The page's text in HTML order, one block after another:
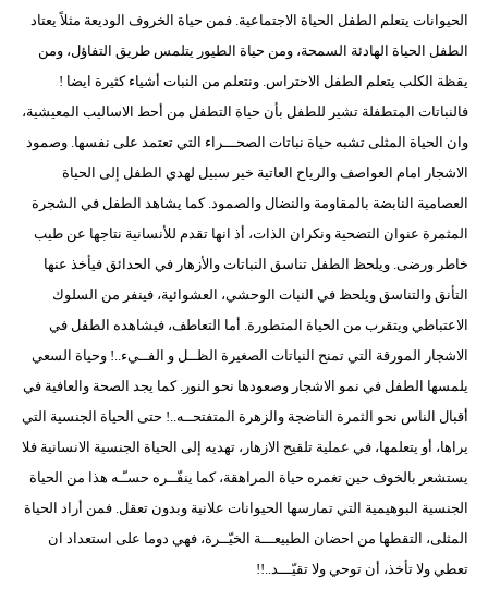
الحيوانات يتعلم الطفل الحياة الاجتماعية. فمن حياة الخروف الوديعة مثلاً يعتاد
الطفل الحياة الهادئة السمحة، ومن حياة الطيور يتلمس طريق التفاؤل، ومن
يقظة الكلب يتعلم الطفل الاحتراس. ونتعلم من النبات أشياء كثيرة ايضا !
فالنباتات المتطفلة تشير للطفل بأن حياة التطفل من أحط الاساليب المعيشية،
وان الحياة المثلى تشبه حياة نباتات الصحـــراء التي تعتمد على نفسها. وصمود
الاشجار امام العواصف والرياح العاتية خير سبيل لهدي الطفل إلى الحياة
العصامية النابضة بالمقاومة والنضال والصمود. كما يشاهد الطفل في الشجرة
المثمرة عنوان التضحية ونكران الذات، أذ انها تقدم للأنسانية نتاجها عن طيب
خاطر ورضى. ويلحظ الطفل تناسق النباتات والأزهار في الحدائق فيأخذ عنها
التأنق والتناسق ويلحظ في النبات الوحشي، العشوائية، فينفر من السلوك
الاعتباطي ويتقرب من الحياة المتطورة. أما التعاطف، فيشاهده الطفل في
الاشجار المورقة التي تمنح النباتات الصغيرة الظــل و الفــيء..! وحياة السعي
يلمسها الطفل في نمو الاشجار وصعودها نحو النور. كما يجد الصحة والعافية في
أقبال الناس نحو الثمرة الناضجة والزهرة المتفتحــه..! حتى الحياة الجنسية التي
يراها، أو يتعلمها، في عملية تلقيح الازهار، تهديه إلى الحياة الجنسية الانسانية فلا
يستشعر بالخوف حين تغمره حياة المراهقة، كما ينفّــره حسـّـه هذا من الحياة
الجنسية البوهيمية التي تمارسها الحيوانات علانية وبدون تعقل. فمن أراد الحياة
المثلى، التقطها من احضان الطبيعـــة الخيّــرة، فهي دوما على استعداد ان
تعطي ولا تأخذ، أن توحي ولا تقيّـــد..!!